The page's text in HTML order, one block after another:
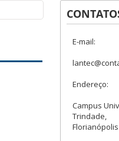
E-mail:
Endereço:
Campus
Trindade,
Florianópolis